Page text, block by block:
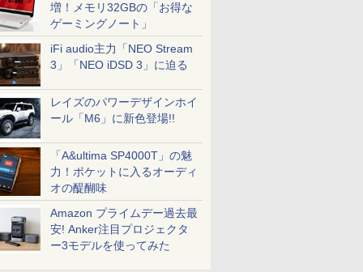
増！メモリ32GBの「お得な
ゲーミングノート」
iFi audio主力「NEO Stream
3」「NEO iDSD 3」に迫る
レイズのパワーデザインホイ
ール「M6」に新色登場!!
「A&ultima SP4000T」の魅
力！ポケットに入るオーディ
オの醍醐味
Amazon プライムデー過去最
安! Anker注目プロジェクタ
ー3モデルを使ってみた